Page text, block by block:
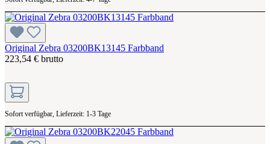
Original Zebra 03200BK13145 Farbband
223,54 € brutto
Sofort verfügbar, Lieferzeit: 1-3 Tage